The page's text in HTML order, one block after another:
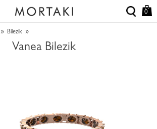
0
» Bilezik »
Vanea Bilezik